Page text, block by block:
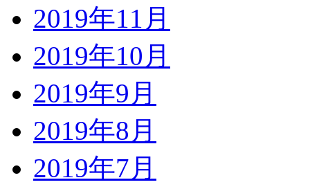
2019年11月
2019年10月
2019年9月
2019年8月
2019年7月